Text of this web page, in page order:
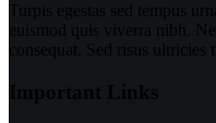
Turpis egestas sed tempus
euismod quis viverra nibh.
consequat. Sed risus ultricies
Important Links